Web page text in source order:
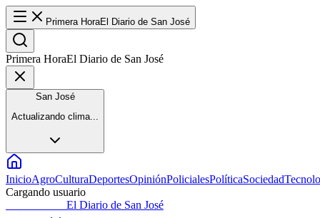
Primera HoraEl Diario de San José
Primera HoraEl Diario de San José
San José
Actualizando clima...
InicioAgroCulturaDeportesOpiniónPolicialesPolíticaSociedad
Cargando usuario
El Diario de San José